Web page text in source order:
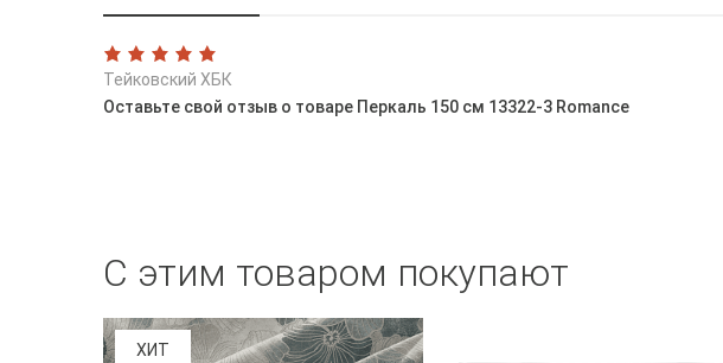
Тейковский ХБК
Оставьте свой отзыв о товаре Перкаль 150 см 13322-3 Romance
С этим товаром покупают
ХИТ